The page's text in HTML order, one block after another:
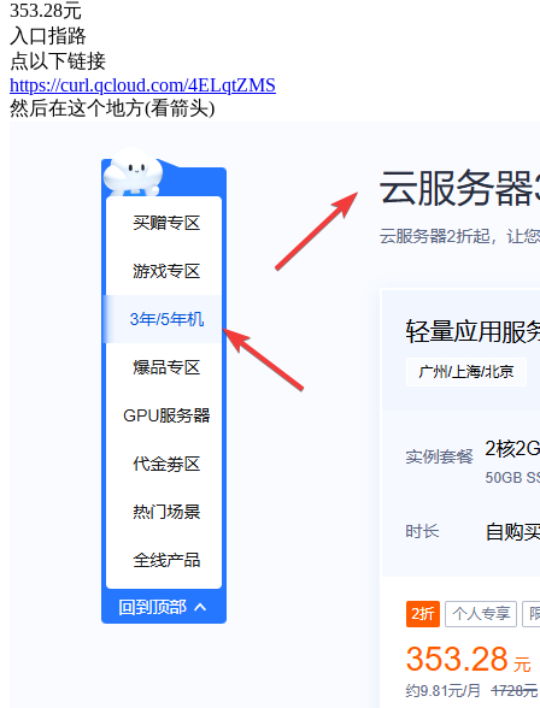
353.28元
入口指路
点以下链接
https://curl.qcloud.com/4ELqtZMS
然后在这个地方(看箭头)